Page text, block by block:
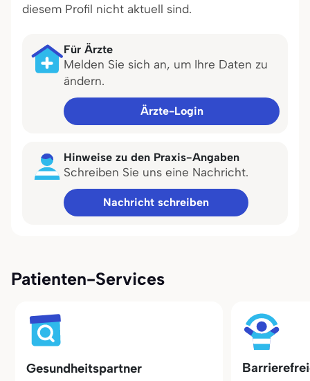
diesem Profil nicht aktuell sind.
Für Ärzte
Melden Sie sich an, um Ihre Daten zu
ändern.
Ärzte-Login
Hinweise zu den Praxis-Angaben
Schreiben Sie uns eine Nachricht.
Nachricht schreiben
Patienten-Services
Gesundheitspartner